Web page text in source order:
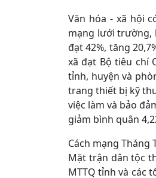
Văn hóa - xã hội
mạng lưới trường,
đạt 42%, tăng
xã đạt Bộ tiêu chí
tỉnh, huyện và
trang thiết bị kỹ
việc làm và bảo
giảm bình quân
Cách mạng Tháng
Mặt trận dân tộc
MTTQ tỉnh và các